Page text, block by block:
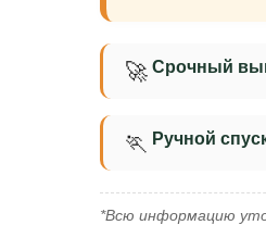
🚀 Срочный
🏃 Ручной
*Всю информацию